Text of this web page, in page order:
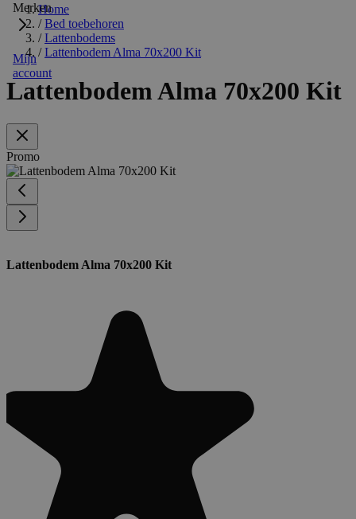
Merken
Mijn
account
Home
/ Bed toebehoren
/ Lattenbodems
/ Lattenbodem Alma 70x200 Kit
Lattenbodem Alma 70x200 Kit
Promo
Lattenbodem Alma 70x200 Kit